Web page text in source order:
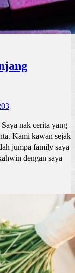
3
nak cerita yang
Kami kawan sejak
jumpa family saya
dengan saya